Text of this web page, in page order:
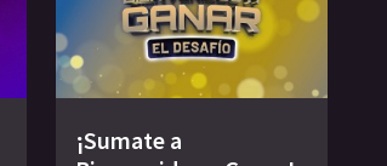
¡Sumate a